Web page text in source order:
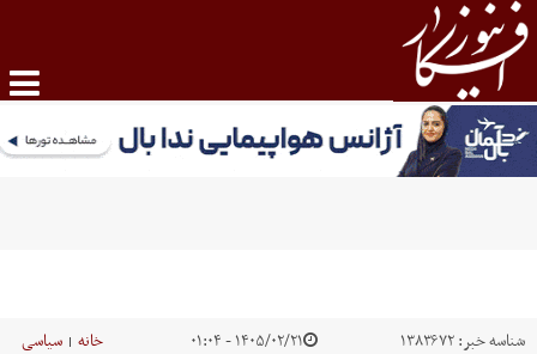
شناسه خبر:۱۳۸۳۶۷۲ ۱۴۰۵/۰۲/۲۱ - ۰۱:۰۴ خانه | سیاسی